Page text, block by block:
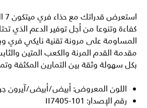
كفاءة وتنوعا من أجل توفير الدعم الذي
المساومة على مرونة تقنية نايكي فري
مقدمة القدم المرنة والكعب المتين
بكل سهولة وثقة بين التمارين المكثفة
اللون المعروض: أبيض/أبيض/آيرون
رقم الإصدار: II7405-101